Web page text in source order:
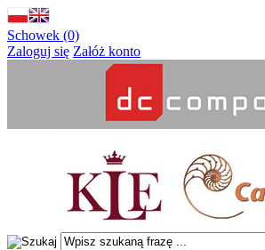
Schowek (0)
Zaloguj się Załóż konto